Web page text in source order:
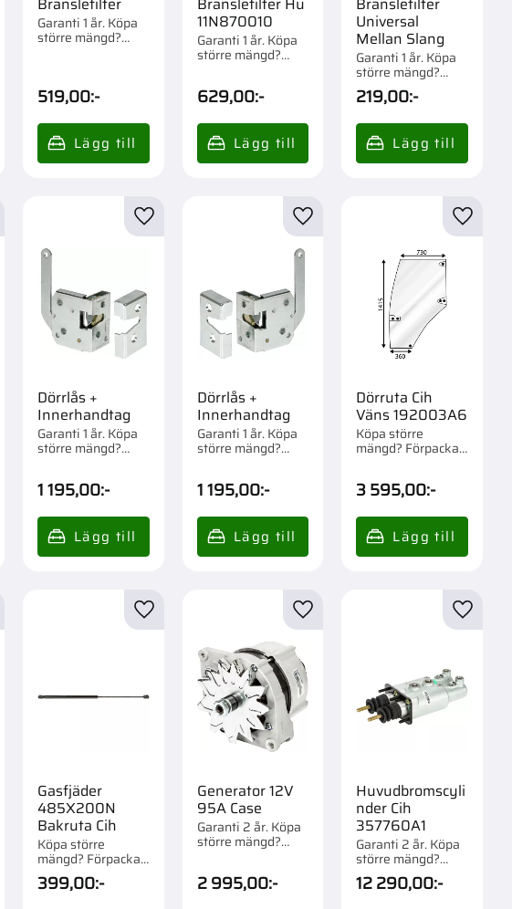
Garanti 1 år. Köpa
större mängd?
519,00:-
11N870010
Garanti 1 år. Köpa
större mängd?
629,00:-
Universal
Mellan Slang
Garanti 1 år. Köpa
större mängd?
Förpackad om 1/6
st.
219,00:-
till i favoriter
Dörrlås +
Innerhandtag
Garanti 1 år. Köpa
större mängd?
Förpackad om 1/1
1 195,00:-
Lägg till i favoriter
Dörrlås +
Innerhandtag
Garanti 1 år. Köpa
större mängd?
Förpackad om 1 st.
1 195,00:-
Lägg till i favoriter
Dörruta Cih
Väns 192003A6
Köpa större
mängd? Förpackad
om 1 st.
3 595,00:-
Lägg
till i favoriter
Gasfjäder
485X200N
Bakruta Cih
Köpa större
mängd? Förpackad
om 1 st.
399,00:-
Lägg till i favoriter
Generator 12V
95A Case
Garanti 2 år. Köpa
större mängd?
Förpackad om 1 st.
2 995,00:-
Lägg till i favoriter
Huvudbromscyli
nder Cih
357760A1
Garanti 2 år. Köpa
större mängd?
Förpackad om 1 st.
12 290,00:-
Lägg